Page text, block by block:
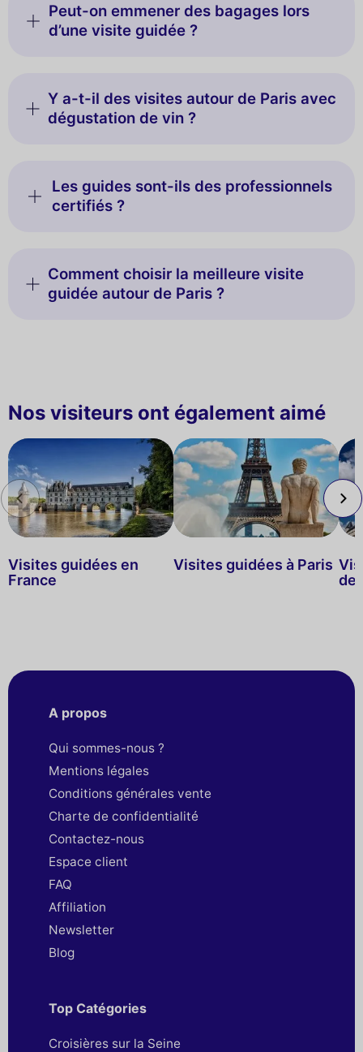
Peut-on emmener des bagages lors
d’une visite guidée ?
Y a-t-il des visites autour de Paris avec
dégustation de vin ?
Les guides sont-ils des professionnels
certifiés ?
Comment choisir la meilleure visite
guidée autour de Paris ?
Nos visiteurs ont également aimé
Visites guidées en
France
Visites guidées à Paris
de
A propos
Qui sommes-nous ?
Mentions légales
Conditions générales vente
Charte de confidentialité
Contactez-nous
Espace client
FAQ
Affiliation
Newsletter
Blog
Top Catégories
Croisières sur la Seine